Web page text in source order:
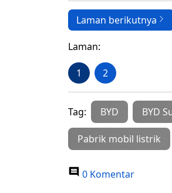
Laman berikutnya
Laman:
1 2
Tag: BYD BYD
Pabrik mobil listrik
0 Komentar